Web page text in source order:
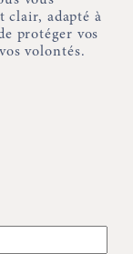
clair, adapté à
protéger vos
volontés.